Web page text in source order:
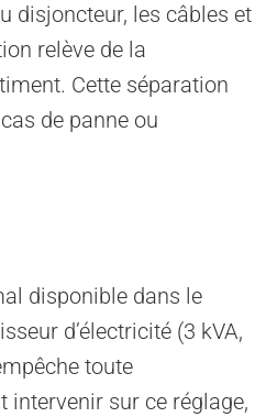
disjoncteur, les câbles et
relève de la
Cette séparation
de panne ou
disponible dans le
d’électricité (3 kVA,
toute
intervenir sur ce réglage,